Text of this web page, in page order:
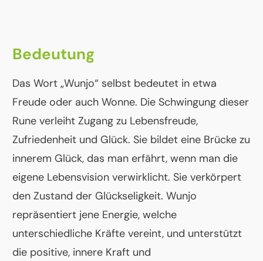
Bedeutung
Das Wort „Wunjo“ selbst bedeutet in etwa
Freude oder auch Wonne. Die Schwingung dieser
Rune verleiht Zugang zu Lebensfreude,
Zufriedenheit und Glück. Sie bildet eine Brücke zu
innerem Glück, das man erfährt, wenn man die
eigene Lebensvision verwirklicht. Sie verkörpert
den Zustand der Glückseligkeit. Wunjo
repräsentiert jene Energie, welche
unterschiedliche Kräfte vereint, und unterstützt
die positive, innere Kraft und